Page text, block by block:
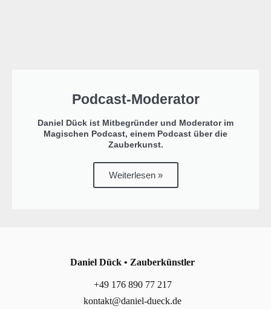
Podcast-Moderator
Daniel Dück ist Mitbegründer und Moderator im
Magischen Podcast, einem Podcast über die
Zauberkunst.
Weiterlesen »
Daniel Dück • Zauberkünstler
+49 176 890 77 217
kontakt@daniel-dueck.de